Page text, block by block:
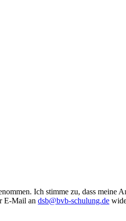
Ich stimme zu, dass meine
E-Mail an dsb@bvb-schulung.de